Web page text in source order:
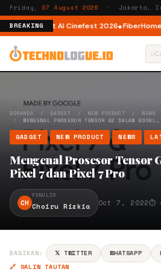
Friday, 07 August 2026 · Jakarta,
BREAKING
AI lewat AI Cinefest 2026 FiberHome
⌕
BERANDA / GADGET / NEW PRODUCT / NEWS
/ MENGENAL PROSESOR TENSOR G2 DALAM GOOGL…
GADGET NEW PRODUCT NEWS
Mengenal Prosesor Tensor
Pixel 7 dan Pixel 7 Pro
CH
PENULIS
Choiru Rizkia Oct 7, 2022⏱
BAGIKAN: 𝕏 TWITTER WHATSAPP
🔗 SALIN TAUTAN